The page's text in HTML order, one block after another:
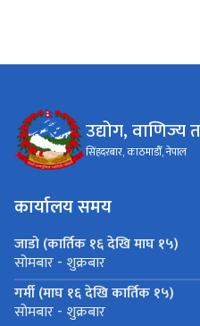
उद्योग, वाणिज्य
सिंहदरबार, काठमाडौँ, नेपाल
कार्यालय समय
जाडो (कार्तिक १६ देखि माघ १५)
सोमबार - शुक्रबार
गर्मी (माघ १६ देखि कार्तिक १५)
सोमबार - शुक्रबार